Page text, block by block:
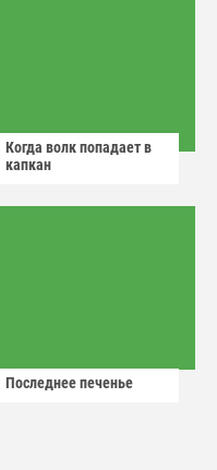
Когда волк попадает в
капкан
Последнее печенье